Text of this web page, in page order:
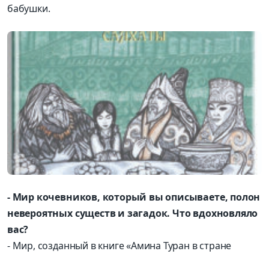
бабушки.
- Мир кочевников, который вы описываете, полон
невероятных существ и загадок. Что вдохновляло
вас?
- Мир, созданный в книге «Амина Туран в стране